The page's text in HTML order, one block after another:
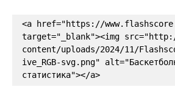
<a href="https://
target="_blank"><img
content/uploads/2024/11/
ive_RGB-svg.png"
статистика"></a>